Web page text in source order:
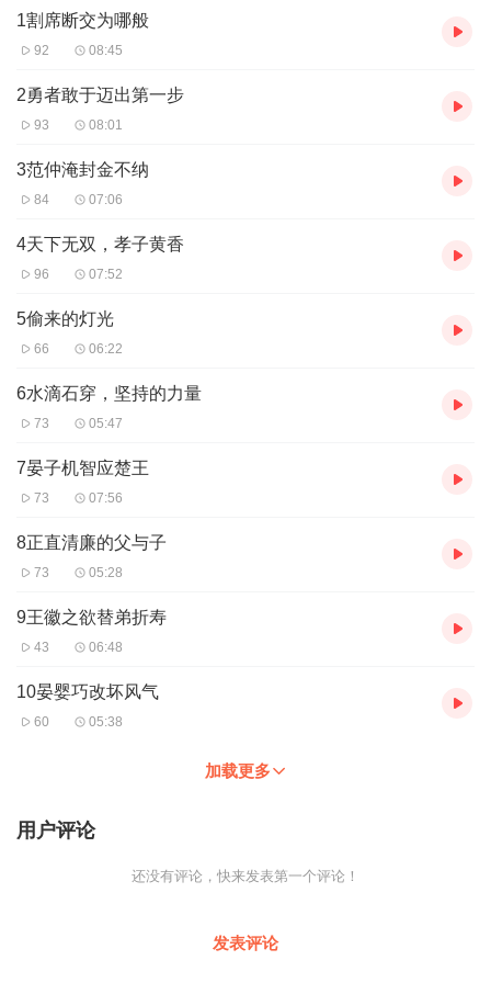
1割席断交为哪般
92 08:45
2勇者敢于迈出第一步
93 08:01
3范仲淹封金不纳
84 07:06
4天下无双，孝子黄香
96 07:52
5偷来的灯光
66 06:22
6水滴石穿，坚持的力量
73 05:47
7晏子机智应楚王
73 07:56
8正直清廉的父与子
73 05:28
9王徽之欲替弟折寿
43 06:48
10晏婴巧改坏风气
60 05:38
加载更多
用户评论
还没有评论，快来发表第一个评论！
发表评论